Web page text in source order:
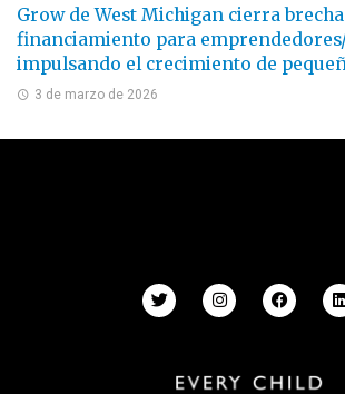
Grow de West Michigan cierra
financiamiento para
impulsando el crecimiento de
3 de marzo de 2026